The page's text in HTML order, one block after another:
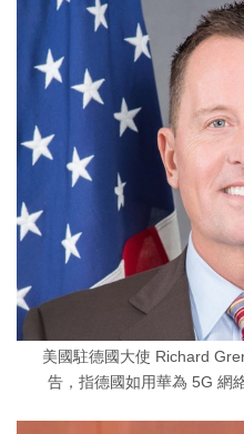
美國駐德國大使 Richard
告，指德國如用華為 5G 網